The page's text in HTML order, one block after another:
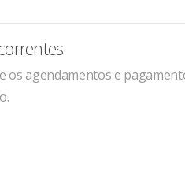
os agendamentos e